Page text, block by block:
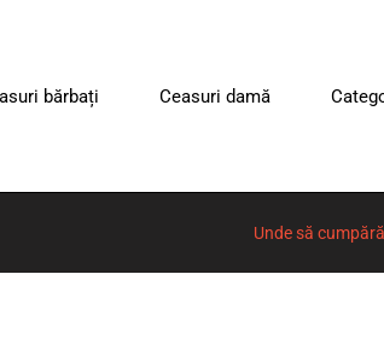
bărbați Ceasuri damă
Unde să